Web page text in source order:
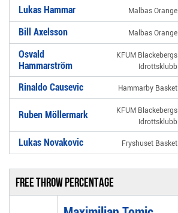
Lukas Hammar Malbas Orange
Bill Axelsson Malbas Orange
Osvald
Hammarström
KFUM Blackebergs
Idrottsklubb
Rinaldo Causevic Hammarby Basket
Ruben Möllermark
KFUM Blackebergs
Idrottsklubb
Lukas Novakovic Fryshuset Basket
Free throw percentage